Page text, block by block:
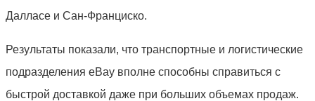
Далласе и Сан-Франциско.
Результаты показали, что транспортные и логистические
подразделения еВay вполне способны справиться с
быстрой доставкой даже при больших объемах продаж.